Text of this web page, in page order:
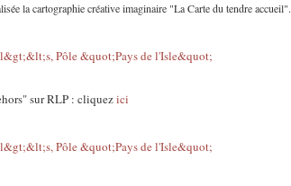
la cartographie créative imaginaire "La Carte du tendre accueil".
sur RLP : cliquezici